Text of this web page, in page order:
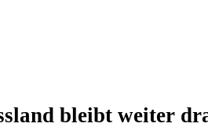
bleibt weiter